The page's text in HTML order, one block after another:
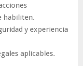
habiliten.
y experiencia
aplicables.